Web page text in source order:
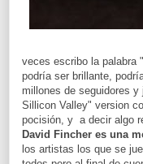
veces escribo la palabra
podría ser brillante,
millones de seguidores
Sillicon Valley" version
pocisión, y a decir algo
David Fincher es una
los artistas los que se